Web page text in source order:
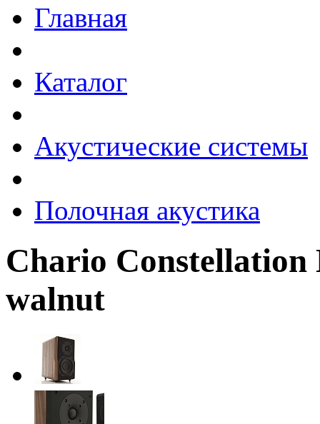
Главная
Каталог
Акустические системы
Полочная акустика
Chario
walnut